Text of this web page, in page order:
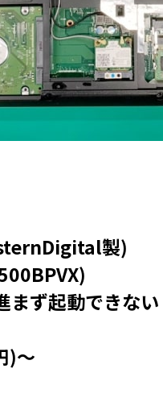
製)
まず起動できない
)～